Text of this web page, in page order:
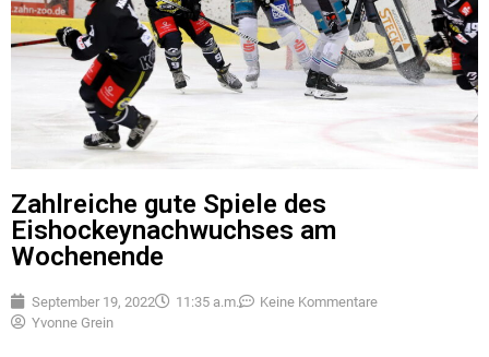
Zahlreiche gute Spiele des
Eishockeynachwuchses am
Wochenende
September 19, 2022 11:35 a.m.
Keine Kommentare
Yvonne Grein